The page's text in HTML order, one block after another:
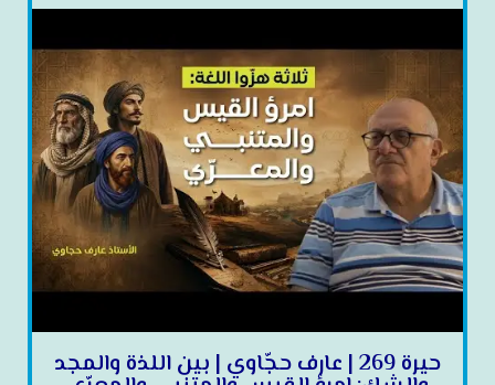
حيرة 269 | عارف حجّاوي | بين اللذة والمجد